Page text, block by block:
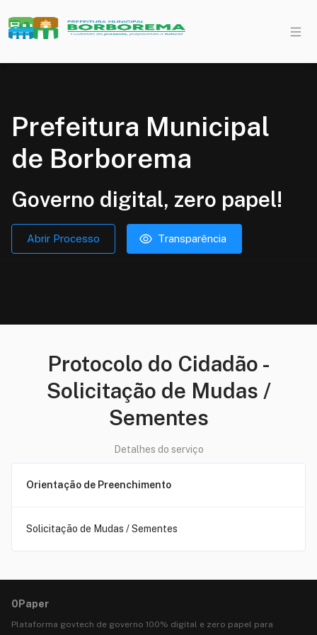
Prefeitura Municipal
de Borborema
Governo digital, zero papel!
Abrir Processo Transparência
Protocolo do Cidadão -
Solicitação de Mudas /
Sementes
Detalhes do serviço
Orientação de Preenchimento
Solicitação de Mudas / Sementes
0Paper
Plataforma govtech de governo 100% digital e zero papel para